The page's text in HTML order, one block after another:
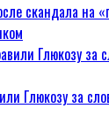
скандала на
Глюкозу за